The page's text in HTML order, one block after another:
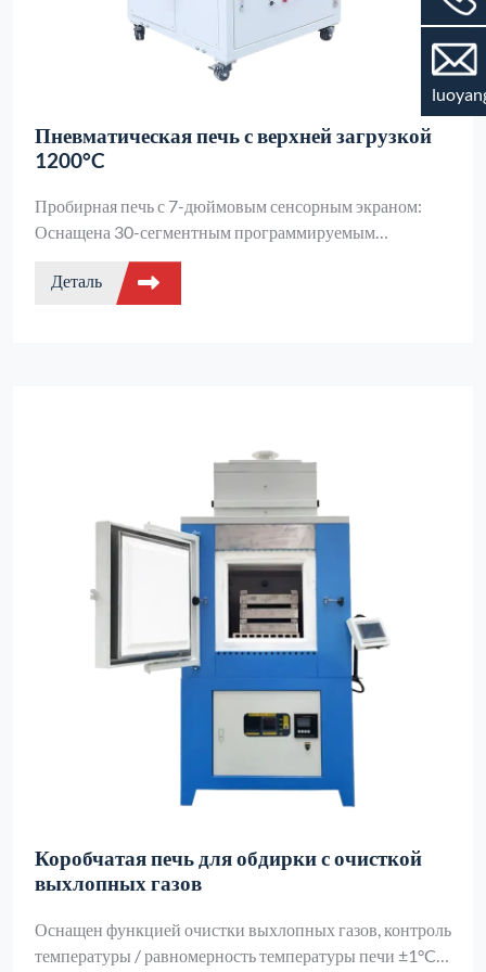
Пневматическая печь с верхней загрузкой
1200°C
Пробирная печь с 7-дюймовым сенсорным экраном:
Оснащена 30-сегментным программируемым
температурным контролем, двухслойным корпусом с
воздушным охлаждением, поддерживающим
температуру поверхности ниже 45°C, двухконтурной
Деталь
Коробчатая печь для обдирки с очисткой
выхлопных газов
Оснащен функцией очистки выхлопных газов, контроль
температуры / равномерность температуры печи ±1°C,